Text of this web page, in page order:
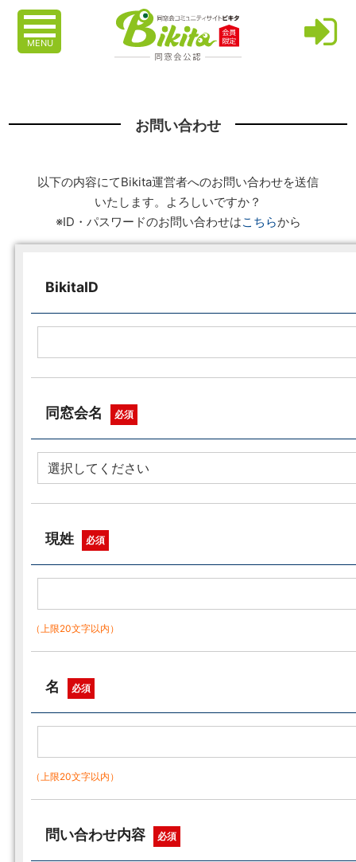
MENU
お問い合わせ
以下の内容にてBikita運営者へのお問い合わせを送信
いたします。よろしいですか？
※ID・パスワードのお問い合わせはこちらから
BikitaID
同窓会名 必須
現姓 必須
（上限20文字以内）
名 必須
（上限20文字以内）
問い合わせ内容 必須